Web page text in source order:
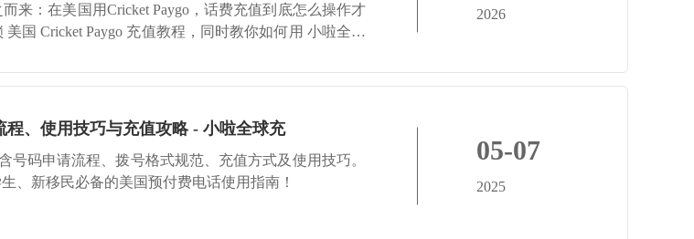
来：在美国用Cricket Paygo，话费充值到底怎么操作才
国 Cricket Paygo 充值教程，同时教你如何用 小啦全球
2026
、使用技巧与充值攻略 - 小啦全球充​
号码申请流程、拨号格式规范、充值方式及使用技巧。
、新移民必备的美国预付费电话使用指南！
05-07
2025